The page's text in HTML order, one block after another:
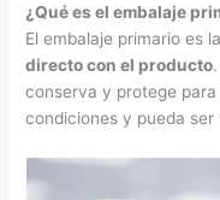
¿Qué es el embalaje
El embalaje primario es
directo con el producto
conserva y protege
condiciones y pueda